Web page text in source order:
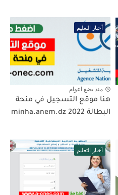
أخبار التعليم
منذ بضع اعوام
هنا موقع التسجيل في منحة
البطالة 2022 minha.anem.dz
أخبار التعليم